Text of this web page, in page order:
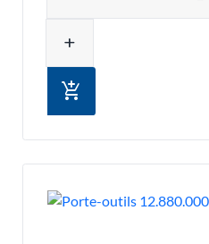
add
add_shopping_cart